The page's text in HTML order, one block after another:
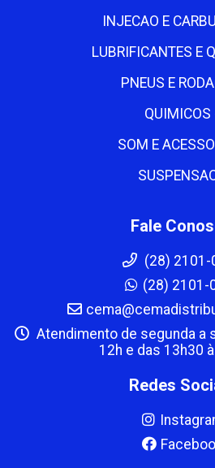
INJECAO E
LUBRIFICANTES E
PNEUS E
QUIMICOS
SOM E
Fale
(28) 2101-
(28) 2101-
Atendimento de segunda a
12h e das 13h30
Redes